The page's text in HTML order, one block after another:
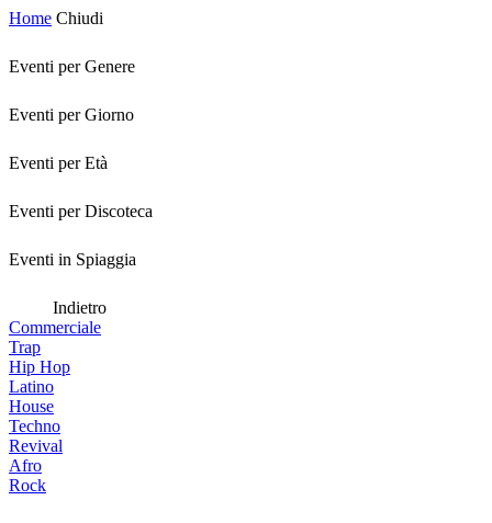
Home Chiudi
Eventi per Genere
Eventi per Giorno
Eventi per Età
Eventi per Discoteca
Eventi in Spiaggia
Indietro
Commerciale
Trap
Hip Hop
Latino
House
Techno
Revival
Afro
Rock